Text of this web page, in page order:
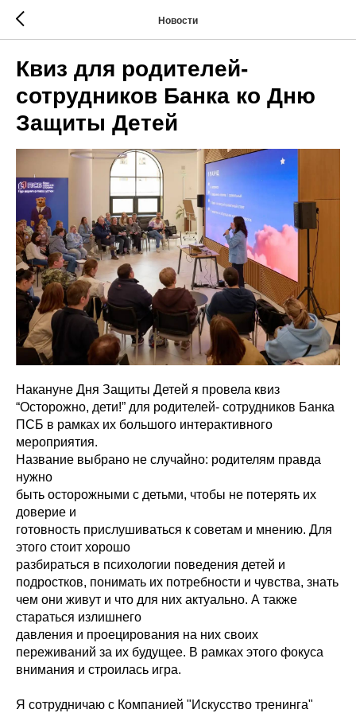
Новости
Квиз для родителей-
сотрудников Банка ко Дню
Защиты Детей
Накануне Дня Защиты Детей я провела квиз
“Осторожно, дети!” для родителей- сотрудников Банка
ПСБ в рамках их большого интерактивного
мероприятия.
Название выбрано не случайно: родителям правда
нужно
быть осторожными с детьми, чтобы не потерять их
доверие и
готовность прислушиваться к советам и мнению. Для
этого стоит хорошо
разбираться в психологии поведения детей и
подростков, понимать их потребности и чувства, знать
чем они живут и что для них актуально. А также
стараться излишнего
давления и проецирования на них своих
переживаний за их будущее. В рамках этого фокуса
внимания и строилась игра.
Я сотрудничаю с Компанией "Искусство тренинга"